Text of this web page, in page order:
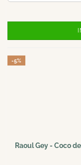
-5%
Raoul Gey - Coco